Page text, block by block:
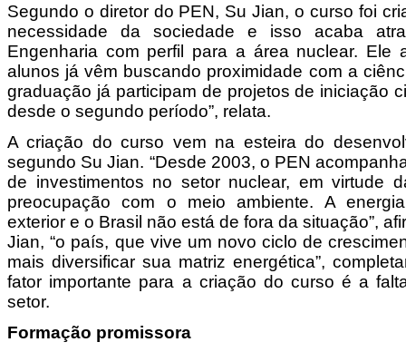
Segundo o diretor do PEN, Su Jian, o curso foi
necessidade da sociedade e isso acaba
Engenharia com perfil para a área nuclear. Ele
alunos já vêm buscando proximidade com a
graduação já participam de projetos de iniciação
desde o segundo período”, relata.
A criação do curso vem na esteira do
segundo Su Jian. “Desde 2003, o PEN
de investimentos no setor nuclear, em virtude
preocupação com o meio ambiente. A
exterior e o Brasil não está de fora da situação”,
Jian, “o país, que vive um novo ciclo de
mais diversificar sua matriz energética”,
fator importante para a criação do curso é a
setor.
Formação promissora